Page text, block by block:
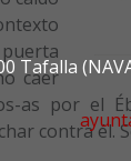
Tafalla
caer
as por el
contra él.